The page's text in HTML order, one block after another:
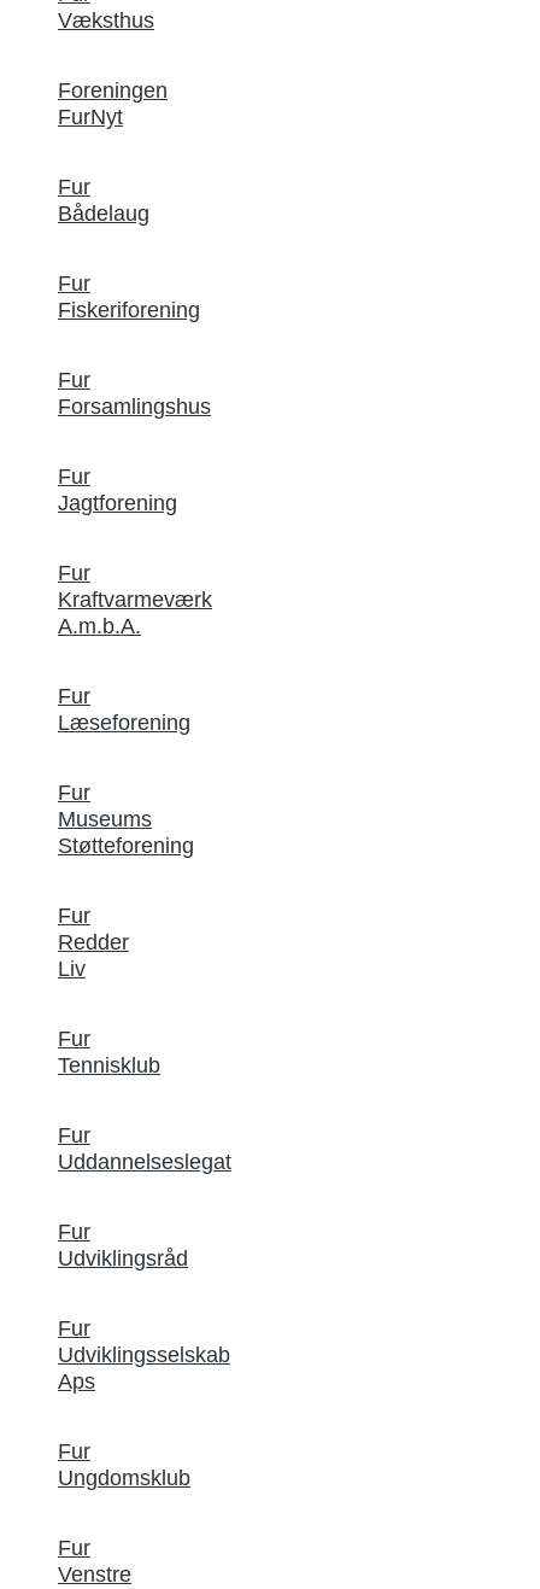
Væksthus
Foreningen
FurNyt
Fur
Bådelaug
Fur
Fiskeriforening
Fur
Forsamlingshus
Fur
Jagtforening
Fur
Kraftvarmeværk
A.m.b.A.
Fur
Læseforening
Fur
Museums
Støtteforening
Fur
Redder
Liv
Fur
Tennisklub
Fur
Uddannelseslegat
Fur
Udviklingsråd
Fur
Udviklingsselskab
Aps
Fur
Ungdomsklub
Fur
Venstre